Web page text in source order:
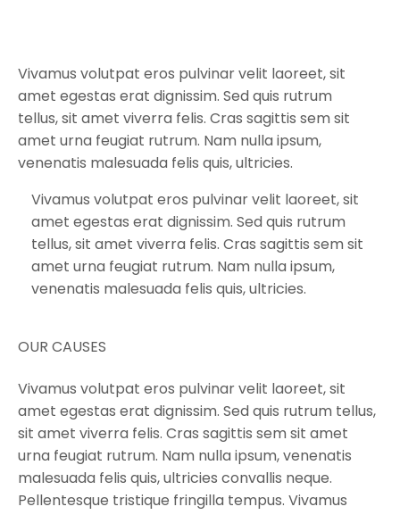
Vivamus volutpat eros pulvinar velit laoreet, sit
amet egestas erat dignissim. Sed quis rutrum
tellus, sit amet viverra felis. Cras sagittis sem sit
amet urna feugiat rutrum. Nam nulla ipsum,
venenatis malesuada felis quis, ultricies.
Vivamus volutpat eros pulvinar velit laoreet, sit
amet egestas erat dignissim. Sed quis rutrum
tellus, sit amet viverra felis. Cras sagittis sem sit
amet urna feugiat rutrum. Nam nulla ipsum,
venenatis malesuada felis quis, ultricies.
OUR CAUSES
Vivamus volutpat eros pulvinar velit laoreet, sit
amet egestas erat dignissim. Sed quis rutrum tellus,
sit amet viverra felis. Cras sagittis sem sit amet
urna feugiat rutrum. Nam nulla ipsum, venenatis
malesuada felis quis, ultricies convallis neque.
Pellentesque tristique fringilla tempus. Vivamus